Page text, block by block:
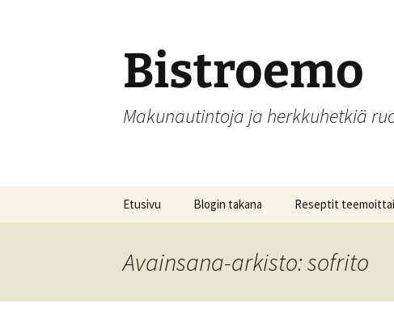
Bistroemo
Makunautintoja ja herkkuhetkiä
Etusivu Blogin takana Reseptit
Avainsana-arkisto: sofrito